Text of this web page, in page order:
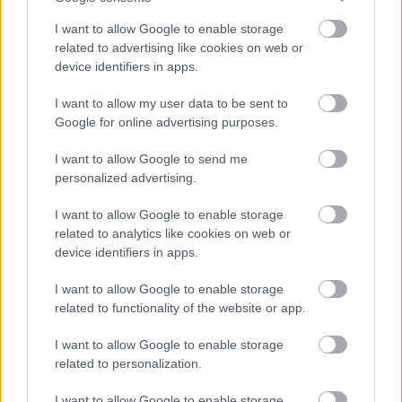
I want to allow Google to enable storage
related to advertising like cookies on web or
device identifiers in apps.
I want to allow my user data to be sent to
Google for online advertising purposes.
I want to allow Google to send me
personalized advertising.
I want to allow Google to enable storage
related to analytics like cookies on web or
device identifiers in apps.
I want to allow Google to enable storage
related to functionality of the website or app.
I want to allow Google to enable storage
related to personalization.
Light δικό σας!» (vid)
30/04/2025 - 13:48
Συγκλονίζει ο
Μικρούτσικος: «Πριν
τον γιατρό να λέει "έχει
σηψαιμία"» (vid)
Η επική αντίδραση της